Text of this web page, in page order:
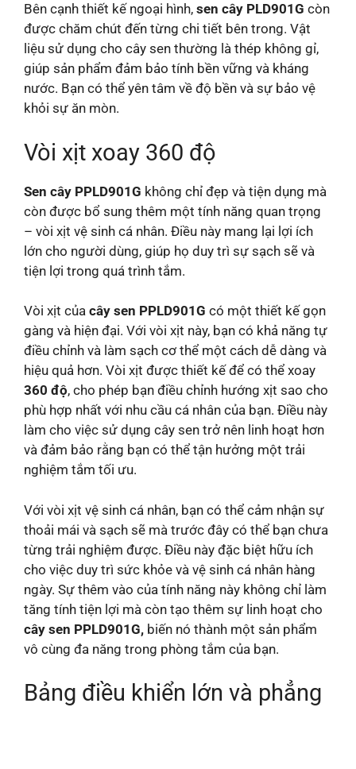
Bên cạnh thiết kế ngoại hình, sen cây PLD901G còn
được chăm chút đến từng chi tiết bên trong. Vật
liệu sử dụng cho cây sen thường là thép không gỉ,
giúp sản phẩm đảm bảo tính bền vững và kháng
nước. Bạn có thể yên tâm về độ bền và sự bảo vệ
khỏi sự ăn mòn.
Vòi xịt xoay 360 độ
Sen cây PPLD901G không chỉ đẹp và tiện dụng mà
còn được bổ sung thêm một tính năng quan trọng
– vòi xịt vệ sinh cá nhân. Điều này mang lại lợi ích
lớn cho người dùng, giúp họ duy trì sự sạch sẽ và
tiện lợi trong quá trình tắm.
Vòi xịt của cây sen PPLD901G có một thiết kế gọn
gàng và hiện đại. Với vòi xịt này, bạn có khả năng tự
điều chỉnh và làm sạch cơ thể một cách dễ dàng và
hiệu quả hơn. Vòi xịt được thiết kế để có thể xoay
360 độ, cho phép bạn điều chỉnh hướng xịt sao cho
phù hợp nhất với nhu cầu cá nhân của bạn. Điều này
làm cho việc sử dụng cây sen trở nên linh hoạt hơn
và đảm bảo rằng bạn có thể tận hưởng một trải
nghiệm tắm tối ưu.
Với vòi xịt vệ sinh cá nhân, bạn có thể cảm nhận sự
thoải mái và sạch sẽ mà trước đây có thể bạn chưa
từng trải nghiệm được. Điều này đặc biệt hữu ích
cho việc duy trì sức khỏe và vệ sinh cá nhân hàng
ngày. Sự thêm vào của tính năng này không chỉ làm
tăng tính tiện lợi mà còn tạo thêm sự linh hoạt cho
cây sen PPLD901G, biến nó thành một sản phẩm
vô cùng đa năng trong phòng tắm của bạn.
Bảng điều khiển lớn và phẳng